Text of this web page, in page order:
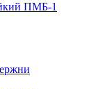
ПМБ-1